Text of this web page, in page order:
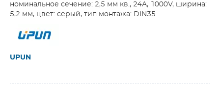
номинальное сечение: 2,5 мм кв., 24A, 1000V, ширина:
5,2 мм, цвет: серый, тип монтажа: DIN35
UPUN